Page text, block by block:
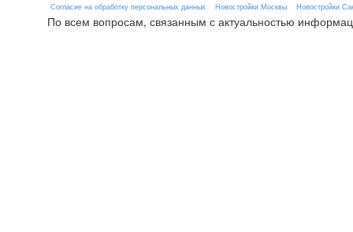
Согласие на обработку персональных данных
Новостройки Москвы Новостройки
По всем вопросам, связанным с актуальностью